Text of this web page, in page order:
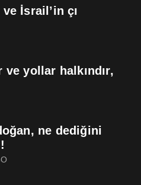
ve İsrail’in çı
ve yollar halkındır,
ne dediğini